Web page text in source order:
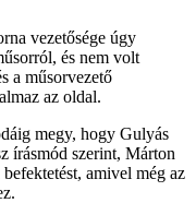
vezetősége úgy
és nem volt
a műsorvezető
az oldal.
megy, hogy Gulyás
írásmód szerint, Márton
amivel még az